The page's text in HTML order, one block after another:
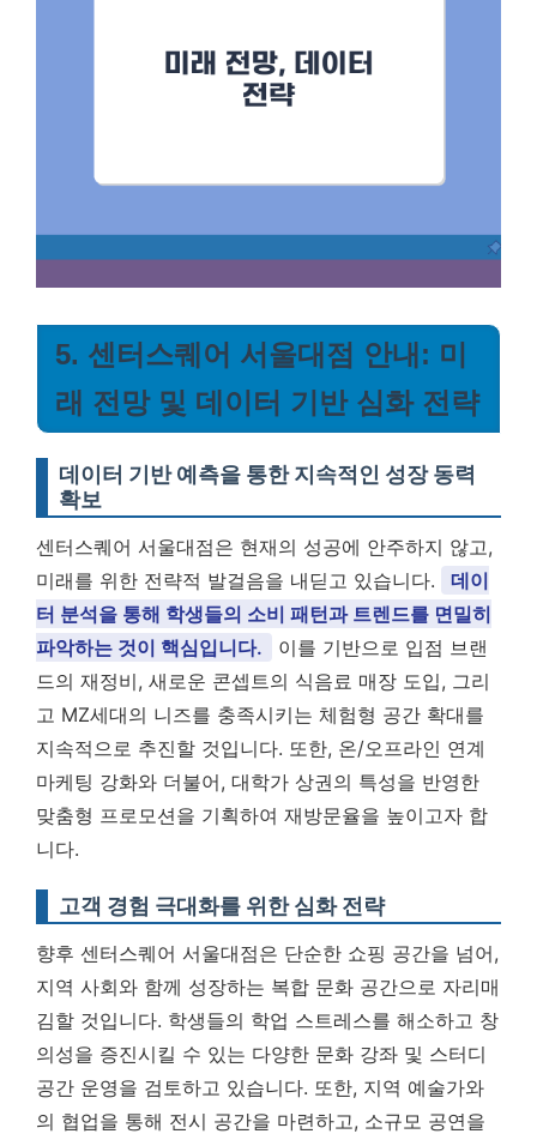
5. 센터스퀘어 서울대점 안내: 미
래 전망 및 데이터 기반 심화 전략
데이터 기반 예측을 통한 지속적인 성장 동력
확보
센터스퀘어 서울대점은 현재의 성공에 안주하지 않고,
미래를 위한 전략적 발걸음을 내딛고 있습니다.
데이
터 분석을 통해 학생들의 소비 패턴과 트렌드를 면밀히
파악하는 것이 핵심입니다.
이를 기반으로 입점 브랜
드의 재정비, 새로운 콘셉트의 식음료 매장 도입, 그리
고 MZ세대의 니즈를 충족시키는 체험형 공간 확대를
지속적으로 추진할 것입니다. 또한, 온/오프라인 연계
마케팅 강화와 더불어, 대학가 상권의 특성을 반영한
맞춤형 프로모션을 기획하여 재방문율을 높이고자 합
니다.
고객 경험 극대화를 위한 심화 전략
향후 센터스퀘어 서울대점은 단순한 쇼핑 공간을 넘어,
지역 사회와 함께 성장하는 복합 문화 공간으로 자리매
김할 것입니다. 학생들의 학업 스트레스를 해소하고 창
의성을 증진시킬 수 있는 다양한 문화 강좌 및 스터디
공간 운영을 검토하고 있습니다. 또한, 지역 예술가와
의 협업을 통해 전시 공간을 마련하고, 소규모 공연을